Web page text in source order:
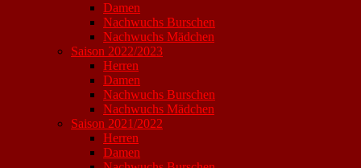
Damen
Nachwuchs Burschen
Nachwuchs Mädchen
Saison 2022/2023
Herren
Damen
Nachwuchs Burschen
Nachwuchs Mädchen
Saison 2021/2022
Herren
Damen